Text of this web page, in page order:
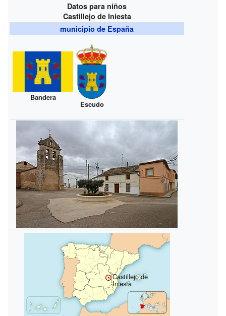
Datos para niños
Castillejo de Iniesta
municipio de España
Bandera
Escudo
Castillejo de
Iniesta